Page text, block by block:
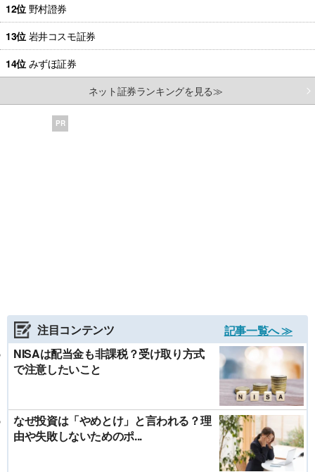
12位 野村證券
13位 岩井コスモ証券
14位 みずほ証券
ネット証券ランキングを見る≫
PR
注目コンテンツ
記事一覧へ ≫
NISAは配当金も非課税？受け取り方式
で注意したいこと
なぜ投資は「やめとけ」と言われる？理
由や失敗しないためのポ...